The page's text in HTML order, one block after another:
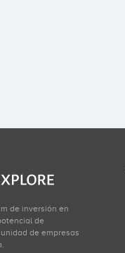
de inversión en
de
de empresas